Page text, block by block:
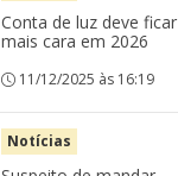
Conta de luz deve ficar
mais cara em 2026
11/12/2025 às 16:19
Notícias